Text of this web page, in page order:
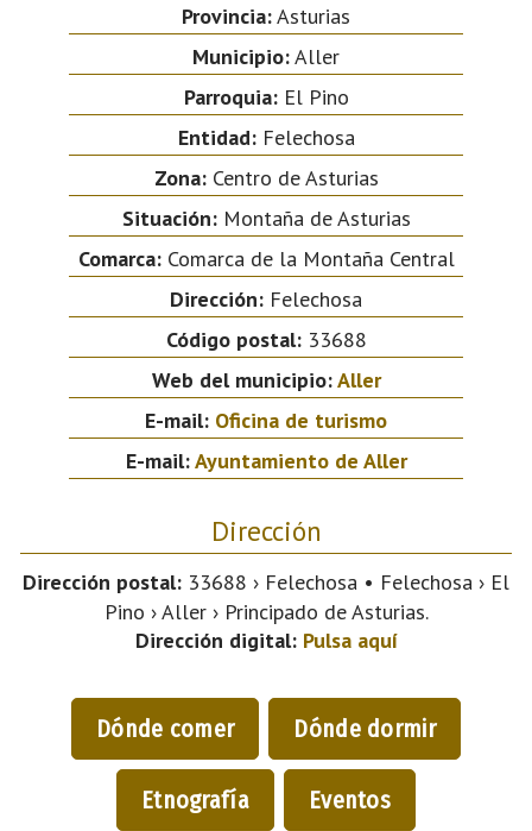
Provincia:Asturias
Municipio:Aller
Parroquia:El Pino
Entidad:Felechosa
Zona:Centro de Asturias
Situación:Montaña de Asturias
Comarca:Comarca de la Montaña Central
Dirección: Felechosa
Código postal:33688
Web del municipio:Aller
E-mail: Oficina de turismo
E-mail:Ayuntamiento de Aller
Dirección
Dirección postal: 33688 › Felechosa • Felechosa › El
Pino › Aller › Principado de Asturias.
Dirección digital: Pulsa aquí
Dónde comer Dónde dormir
Etnografía Eventos